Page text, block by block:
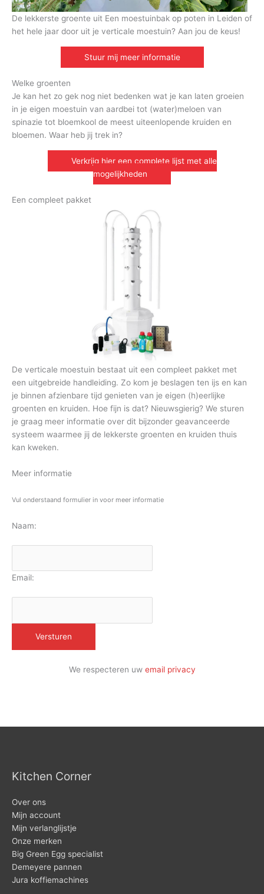
De lekkerste groente uit Een moestuinbak op poten in Leiden of
het hele jaar door uit je verticale moestuin? Aan jou de keus!
Stuur mij meer informatie
Welke groenten
Je kan het zo gek nog niet bedenken wat je kan laten groeien
in je eigen moestuin van aardbei tot (water)meloen van
spinazie tot bloemkool de meest uiteenlopende kruiden en
bloemen. Waar heb jij trek in?
Verkrijg hier een complete lijst met alle
mogelijkheden
Een compleet pakket
De verticale moestuin bestaat uit een compleet pakket met
een uitgebreide handleiding. Zo kom je beslagen ten ijs en kan
je binnen afzienbare tijd genieten van je eigen (h)eerlijke
groenten en kruiden. Hoe fijn is dat? Nieuwsgierig? We sturen
je graag meer informatie over dit bijzonder geavanceerde
systeem waarmee jij de lekkerste groenten en kruiden thuis
kan kweken.
Meer informatie
Vul onderstaand formulier in voor meer informatie
Naam:
Email:
We respecteren uw email privacy
Kitchen Corner
Over ons
Mijn account
Mijn verlanglijstje
Onze merken
Big Green Egg specialist
Demeyere pannen
Jura koffiemachines